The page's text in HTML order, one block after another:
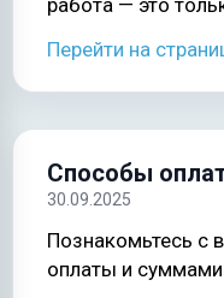
выбрать
проверить
требованиями
Перейти на
Способы
30.09.2025
Познакомьтесь
оплаты и